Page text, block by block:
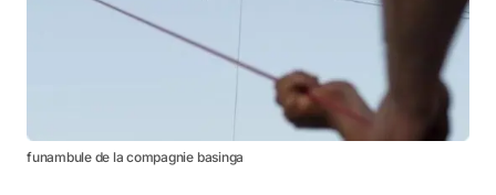
funambule de la compagnie basinga